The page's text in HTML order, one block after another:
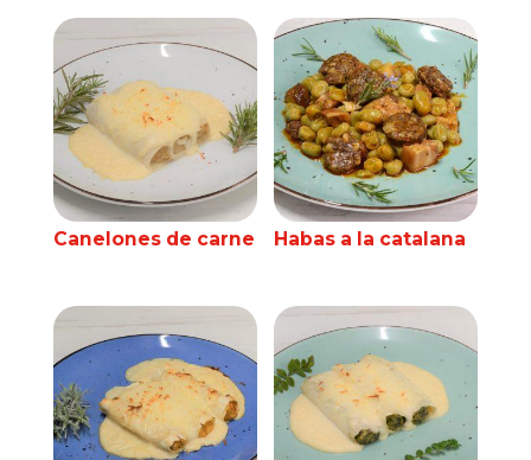
Canelones de carne Habas a la catalana